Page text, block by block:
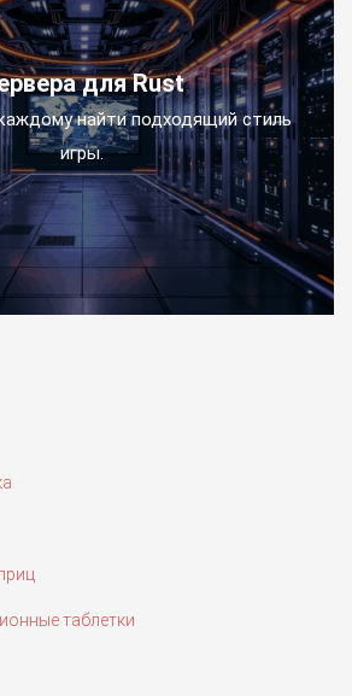
для Rust
найти подходящий стиль
игры.
таблетки